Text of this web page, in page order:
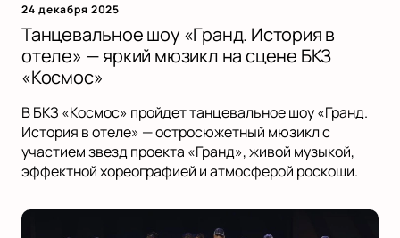
24 декабря 2025
Танцевальное шоу «Гранд. История в
отеле» — яркий мюзикл на сцене БКЗ
«Космос»
В БКЗ «Космос» пройдет танцевальное шоу «Гранд.
История в отеле» — остросюжетный мюзикл с
участием звезд проекта «Гранд», живой музыкой,
эффектной хореографией и атмосферой роскоши.